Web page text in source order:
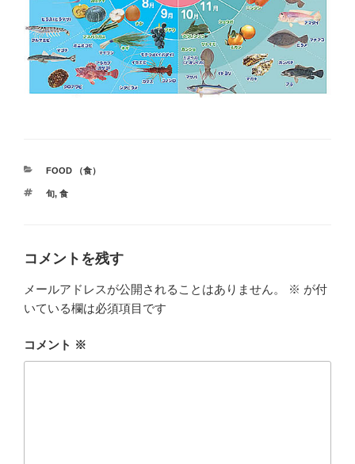
カ
ゴ
FOOD （食）
タ
旬, 食
コメントを残す
メールアドレスが公開されることはありません。 ※ が付
いている欄は必須項目です
コメント ※